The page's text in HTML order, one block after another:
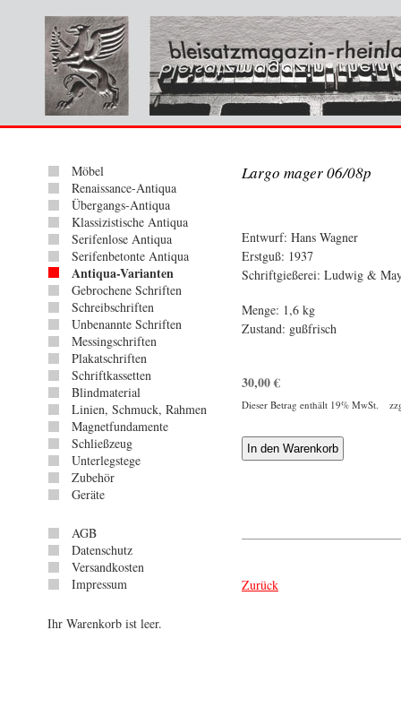
Möbel
Renaissance-Antiqua
Übergangs-Antiqua
Klassizistische Antiqua
Serifenlose Antiqua
Serifenbetonte Antiqua
Antiqua-Varianten
Gebrochene Schriften
Schreibschriften
Unbenannte Schriften
Messingschriften
Plakatschriften
Schriftkassetten
Blindmaterial
Linien, Schmuck, Rahmen
Magnetfundamente
Schließzeug
Unterlegstege
Zubehör
Geräte
AGB
Datenschutz
Versandkosten
Impressum
Ihr Warenkorb ist leer.
Largo mager 06/08p
Entwurf: Hans Wagner
Erstguß: 1937
Schriftgießerei: Ludwig &
Menge: 1,6 kg
Zustand: gußfrisch
30,00€
Dieser Betrag enthält 19% MwSt.
Zurück